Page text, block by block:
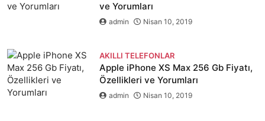
ve Yorumları
admin Nisan 10, 2019
AKILLI TELEFONLAR
Apple iPhone XS Max 256 Gb Fiyatı,
Özellikleri ve Yorumları
admin Nisan 10, 2019